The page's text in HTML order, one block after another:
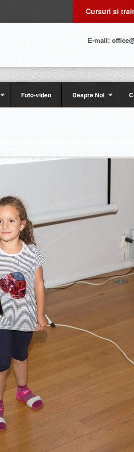
Cursuri si
E-mail:
Foto-video Despre Noi